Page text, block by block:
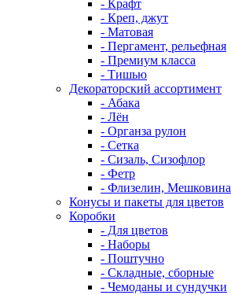
- Крафт
- Креп, джут
- Матовая
- Пергамент, рельефная
- Премиум класса
- Тишью
Декораторский ассортимент
- Абака
- Лён
- Органза рулон
- Сетка
- Сизаль, Сизофлор
- Фетр
- Флизелин, Мешковина
Конусы и пакеты для цветов
Коробки
- Для цветов
- Наборы
- Поштучно
- Складные, сборные
- Чемоданы и сундучки